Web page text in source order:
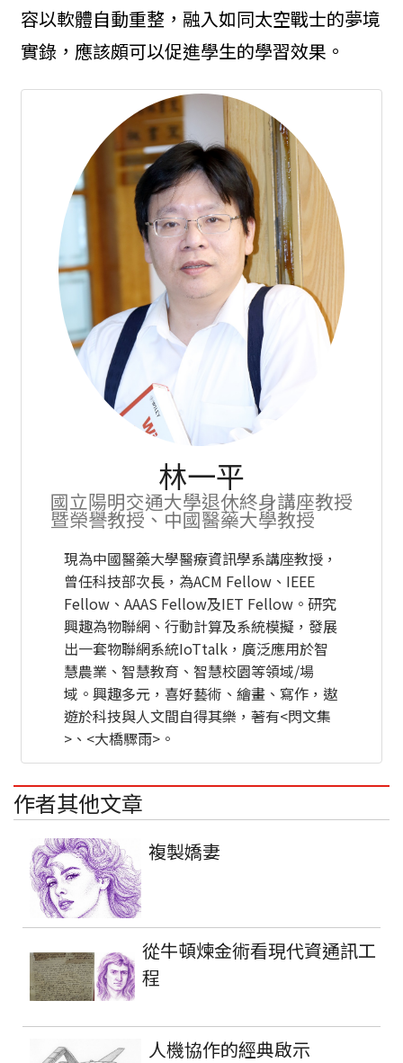
容以軟體自動重整，融入如同太空戰士的夢境
實錄，應該頗可以促進學生的學習效果。
林一平
國立陽明交通大學退休終身講座教授
暨榮譽教授、中國醫藥大學教授
現為中國醫藥大學醫療資訊學系講座教授，
曾任科技部次長，為ACM Fellow、IEEE
Fellow、AAAS Fellow及IET Fellow。研究
興趣為物聯網、行動計算及系統模擬，發展
出一套物聯網系統IoTtalk，廣泛應用於智
慧農業、智慧教育、智慧校園等領域/場
域。興趣多元，喜好藝術、繪畫、寫作，遨
遊於科技與人文間自得其樂，著有<閃文集
>、<大橋驟雨>。
作者其他文章
複製嬌妻
從牛頓煉金術看現代資通訊工
程
人機協作的經典啟示